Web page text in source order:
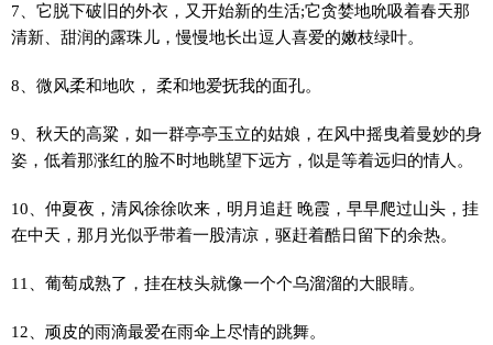
7、它脱下破旧的外衣，又开始新的生活;它贪婪地吮吸着春天那
清新、甜润的露珠儿，慢慢地长出逗人喜爱的嫩枝绿叶。
8、微风柔和地吹， 柔和地爱抚我的面孔。
9、秋天的高粱，如一群亭亭玉立的姑娘，在风中摇曳着曼妙的身
姿，低着那涨红的脸不时地眺望下远方，似是等着远归的情人。
10、仲夏夜，清风徐徐吹来，明月追赶 晚霞，早早爬过山头，挂
在中天，那月光似乎带着一股清凉，驱赶着酷日留下的余热。
11、葡萄成熟了，挂在枝头就像一个个乌溜溜的大眼睛。
12、顽皮的雨滴最爱在雨伞上尽情的跳舞。